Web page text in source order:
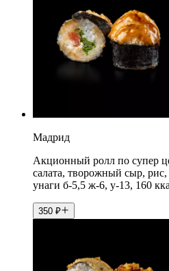
Мадрид
Акционный ролл по супер
салата, творожный сыр,
унаги б-5,5 ж-6, у-13, 160
350 ₽